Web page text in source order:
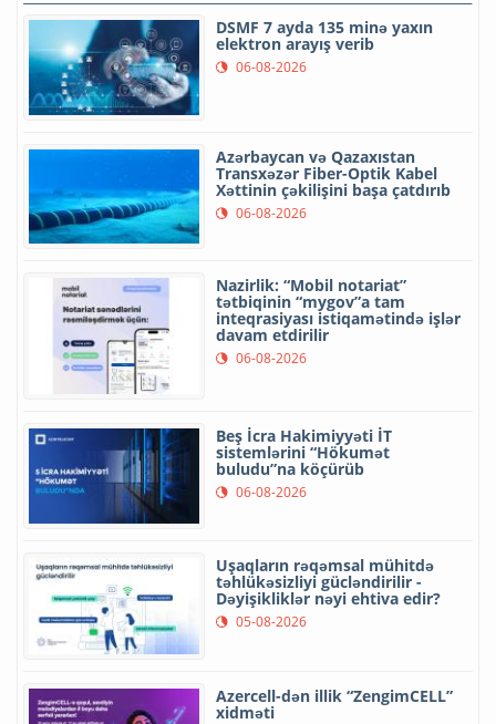
DSMF 7 ayda 135 minə yaxın
elektron arayış verib
06-08-2026
Azərbaycan və Qazaxıstan
Transxəzər Fiber-Optik Kabel
Xəttinin çəkilişini başa çatdırıb
06-08-2026
Nazirlik: “Mobil notariat”
tətbiqinin “mygov”a tam
inteqrasiyası istiqamətində işlər
davam etdirilir
06-08-2026
Beş İcra Hakimiyyəti İT
sistemlərini “Hökumət
buludu”na köçürüb
06-08-2026
Uşaqların rəqəmsal mühitdə
təhlükəsizliyi gücləndirilir -
Dəyişikliklər nəyi ehtiva edir?
05-08-2026
Azercell-dən illik “ZengimCELL”
xidməti